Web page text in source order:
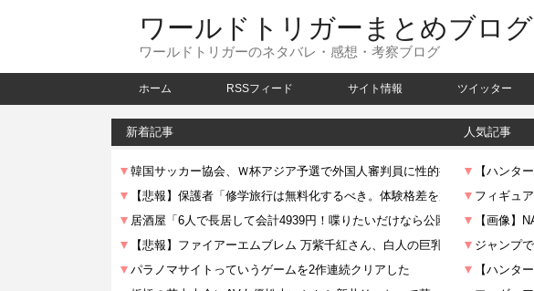
ワールドトリガーまとめブログ
ワールドトリガーのネタバレ・感想・考察ブログ
ホーム RSSフィード サイト情報 ツイッター
新着記事 人気記事